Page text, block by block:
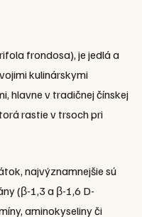
frondosa), je jedlá a
kulinárskymi
hlavne v tradičnej čínskej
rastie v trsoch pri
najvýznamnejšie sú
(β-1,3 a β-1,6 D-
aminokyseliny či